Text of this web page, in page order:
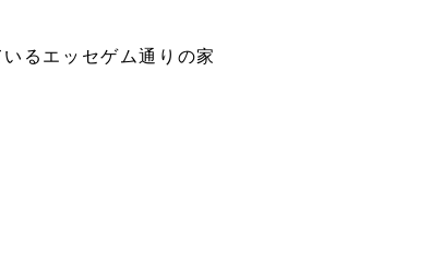
るエッセゲム通りの家